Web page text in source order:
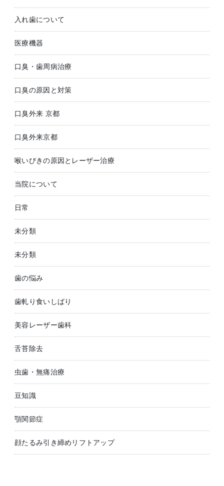
入れ歯について
医療機器
口臭・歯周病治療
口臭の原因と対策
口臭外来 京都
口臭外来京都
喉いびきの原因とレーザー治療
当院について
日常
未分類
未分類
歯の悩み
歯軋り食いしばり
美容レーザー歯科
舌苔除去
虫歯・無痛治療
豆知識
顎関節症
顔たるみ引き締めリフトアップ